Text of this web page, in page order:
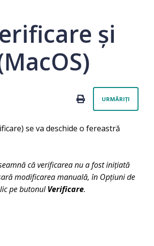
și
PRINTURMĂRIȚI
se va deschide o fereastră
că verificarea nu a fost inițiată
modificarea manuală, în Opțiuni de
pe butonulVerificare.